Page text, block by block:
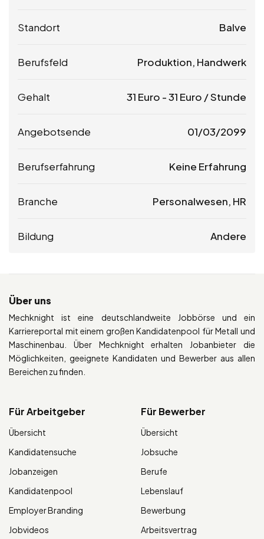
Standort Balve
Berufsfeld Produktion, Handwerk
Gehalt 31 Euro -31 Euro / Stunde
Angebotsende 01/03/2099
Berufserfahrung Keine Erfahrung
Branche Personalwesen, HR
Bildung Andere
Über uns
Mechknight ist eine deutschlandweite Jobbörse und ein
Karriereportal mit einem großen Kandidatenpool für Metall und
Maschinenbau. Über Mechknight erhalten Jobanbieter die
Möglichkeiten, geeignete Kandidaten und Bewerber aus allen
Bereichen zu finden.
Für Arbeitgeber
Übersicht
Kandidatensuche
Jobanzeigen
Kandidatenpool
Employer Branding
Jobvideos
Für Bewerber
Übersicht
Jobsuche
Berufe
Lebenslauf
Bewerbung
Arbeitsvertrag